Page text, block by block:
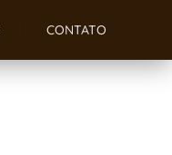
CONTATO